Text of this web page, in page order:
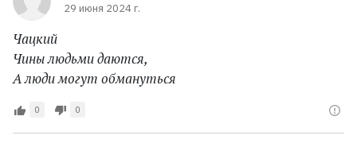
29 июня 2024 г.
Чацкий
Чины людьми даются,
А люди могут обмануться
0 0